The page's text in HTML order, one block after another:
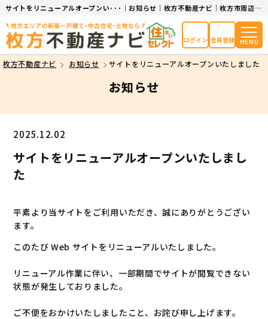
サイトをリニューアルオープンい･･･｜お知らせ｜枚方不動産ナビ｜枚方市周辺エリアの不動産情報サイト
ログイン 会員登録 MENU
枚方不動産ナビ お知らせ サイトをリニューアルオープンいたしました
お知らせ
2025.12.02
サイトをリニューアルオープンいたしまし
た
平素より当サイトをご利用いただき、誠にありがとうござい
ます。
このたび Web サイトをリニューアルいたしました。
リニューアル作業に伴い、一部期間でサイトが閲覧できない
状態が発生しておりました。
ご不便をおかけいたしましたこと、お詫び申し上げます。